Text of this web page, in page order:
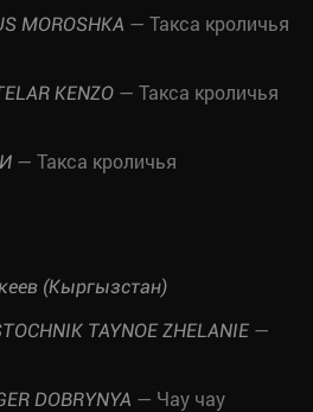
MOROSHKA — Такса кроличья
KENZO — Такса кроличья
— Такса кроличья
(Кыргызстан)
TAYNOE ZHELANIE —
DOBRYNYA — Чау чау